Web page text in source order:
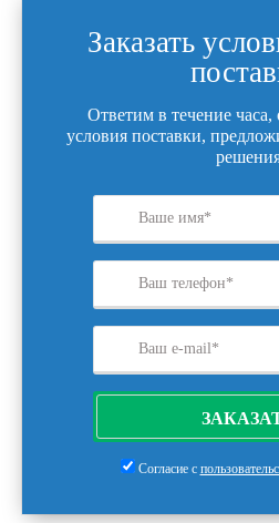
Заказать
Ответим в течение
условия поставки,
Согласие с